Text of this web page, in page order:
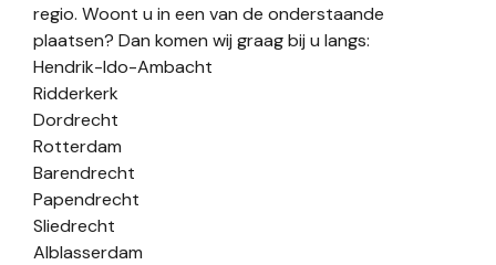
regio. Woont u in een van de onderstaande
plaatsen? Dan komen wij graag bij u langs:
Hendrik-Ido-Ambacht
Ridderkerk
Dordrecht
Rotterdam
Barendrecht
Papendrecht
Sliedrecht
Alblasserdam